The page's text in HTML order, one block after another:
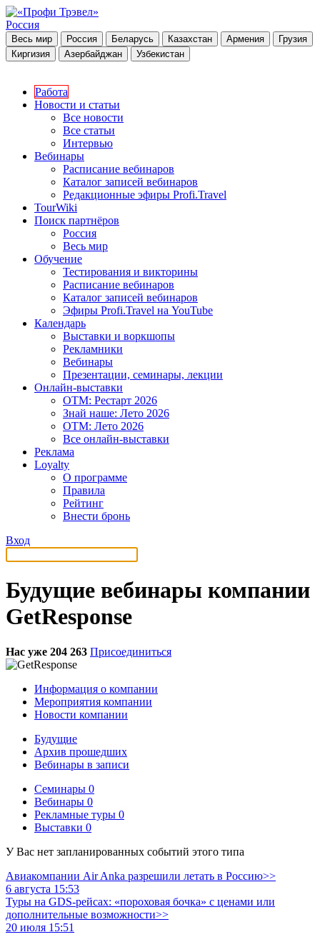
Россия
Весь мир Россия Беларусь Казахстан Армения
Грузия
Киргизия
Азербайджан Узбекистан
Работа
Новости и статьи
Все новости
Все статьи
Интервью
Вебинары
Расписание вебинаров
Каталог записей вебинаров
Редакционные эфиры Profi.Travel
TourWiki
Поиск партнёров
Россия
Весь мир
Обучение
Тестирования и викторины
Расписание вебинаров
Каталог записей вебинаров
Эфиры Profi.Travel на YouTube
Календарь
Выставки и воркшопы
Рекламники
Вебинары
Презентации, семинары, лекции
Онлайн-выставки
OTM: Рестарт 2026
Знай наше: Лето 2026
OTM: Лето 2026
Все онлайн-выставки
Реклама
Loyalty
О программе
Правила
Рейтинг
Внести бронь
Вход
Будущие вебинары компании
GetResponse
Нас уже 204 263 Присоединиться
Информация о компании
Мероприятия компании
Новости компании
Будущие
Архив прошедших
Вебинары в записи
Семинары 0
Вебинары 0
Рекламные туры 0
Выставки 0
У Вас нет запланированных событий этого типа
Авиакомпании Air Anka разрешили летать в Россию>>
6 августа 15:53
Туры на GDS-рейсах: «пороховая бочка» с ценами или
дополнительные возможности>>
20 июля 15:51